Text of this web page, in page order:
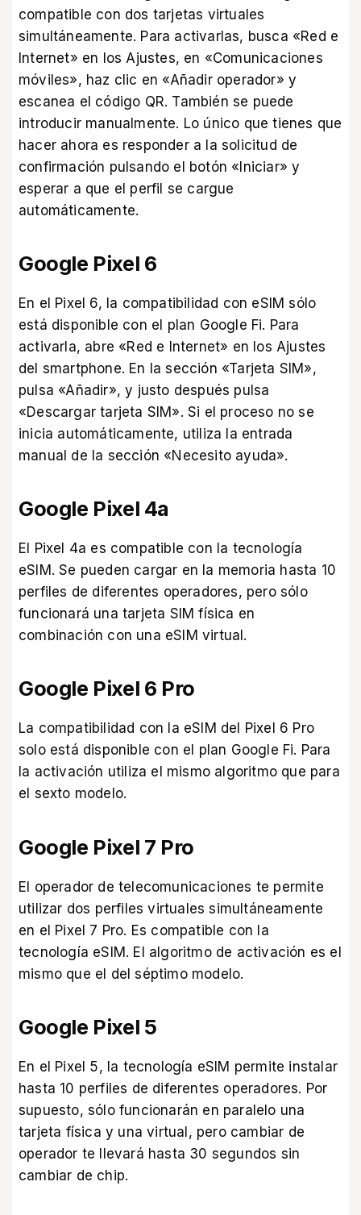
compatible con dos tarjetas virtuales
simultáneamente. Para activarlas, busca «Red e
Internet» en los Ajustes, en «Comunicaciones
móviles», haz clic en «Añadir operador» y
escanea el código QR. También se puede
introducir manualmente. Lo único que tienes que
hacer ahora es responder a la solicitud de
confirmación pulsando el botón «Iniciar» y
esperar a que el perfil se cargue
automáticamente.
Google Pixel 6
En el Pixel 6, la compatibilidad con eSIM sólo
está disponible con el plan Google Fi. Para
activarla, abre «Red e Internet» en los Ajustes
del smartphone. En la sección «Tarjeta SIM»,
pulsa «Añadir», y justo después pulsa
«Descargar tarjeta SIM». Si el proceso no se
inicia automáticamente, utiliza la entrada
manual de la sección «Necesito ayuda».
Google Pixel 4a
El Pixel 4a es compatible con la tecnología
eSIM. Se pueden cargar en la memoria hasta 10
perfiles de diferentes operadores, pero sólo
funcionará una tarjeta SIM física en
combinación con una eSIM virtual.
Google Pixel 6 Pro
La compatibilidad con la eSIM del Pixel 6 Pro
solo está disponible con el plan Google Fi. Para
la activación utiliza el mismo algoritmo que para
el sexto modelo.
Google Pixel 7 Pro
El operador de telecomunicaciones te permite
utilizar dos perfiles virtuales simultáneamente
en el Pixel 7 Pro. Es compatible con la
tecnología eSIM. El algoritmo de activación es el
mismo que el del séptimo modelo.
Google Pixel 5
En el Pixel 5, la tecnología eSIM permite instalar
hasta 10 perfiles de diferentes operadores. Por
supuesto, sólo funcionarán en paralelo una
tarjeta física y una virtual, pero cambiar de
operador te llevará hasta 30 segundos sin
cambiar de chip.